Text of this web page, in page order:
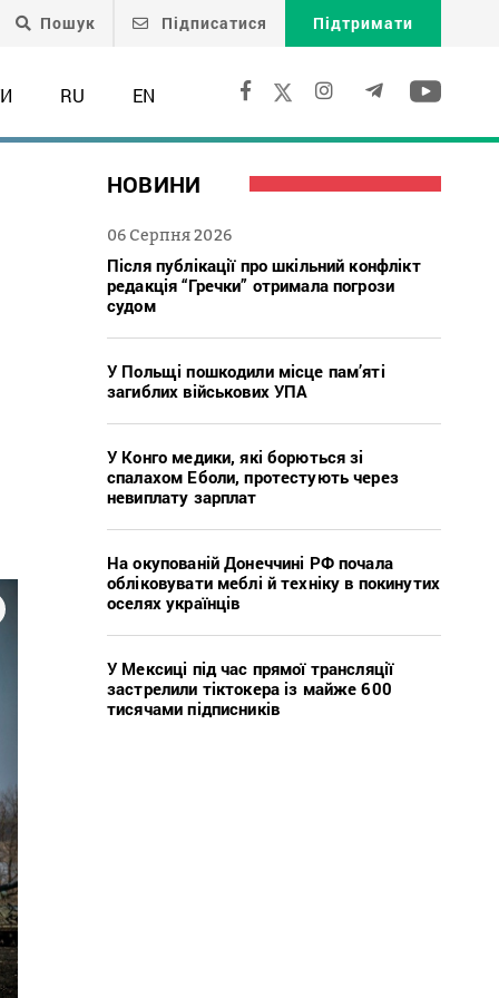
Пошук Підписатися Підтримати
RU EN
НОВИНИ
06 Серпня 2026
Після публікації про шкільний конфлікт
редакція “Гречки” отримала погрози
судом
У Польщі пошкодили місце пам’яті
загиблих військових УПА
У Конго медики, які борються зі
спалахом Еболи, протестують через
невиплату зарплат
На окупованій Донеччині РФ почала
обліковувати меблі й техніку в покинутих
оселях українців
У Мексиці під час прямої трансляції
застрелили тіктокера із майже 600
тисячами підписників